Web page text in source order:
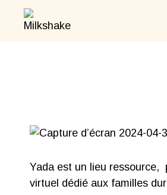
Yada est un lieu ressource,
virtuel dédié aux familles